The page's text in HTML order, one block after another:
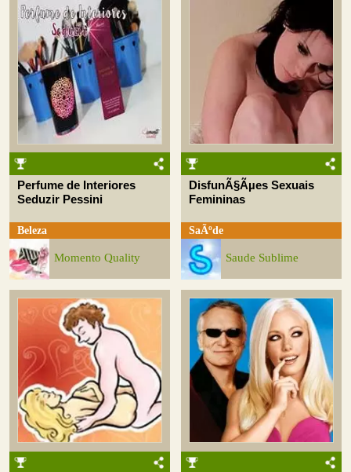
Perfume de Interiores
Seduzir Pessini
Beleza
Momento Quality
DisfunÃ§Ãµes Sexuais
Femininas
SaÃºde
Saude Sublime